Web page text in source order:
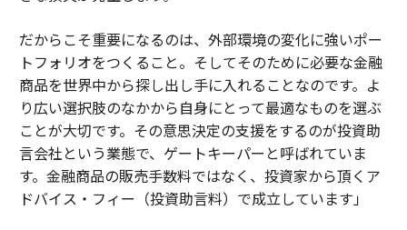
だからこそ重要になるのは、外部環境の変化に強いポー
トフォリオをつくること。そしてそのために必要な金融
商品を世界中から探し出し手に入れることなのです。よ
り広い選択肢のなかから自身にとって最適なものを選ぶ
ことが大切です。その意思決定の支援をするのが投資助
言会社という業態で、ゲートキーパーと呼ばれていま
す。金融商品の販売手数料ではなく、投資家から頂くア
ドバイス・フィー（投資助言料）で成立しています」